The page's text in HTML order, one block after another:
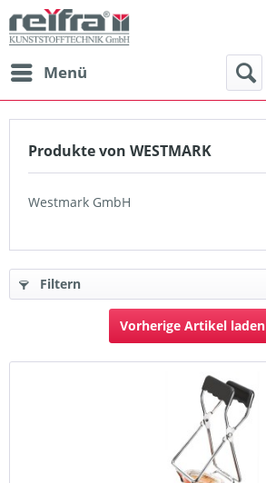
Menü
Produkte von WESTMARK
Westmark GmbH
Filtern
Vorherige Artikel laden